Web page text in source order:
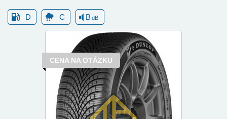
D C BdB
CENA NA OTÁZKU